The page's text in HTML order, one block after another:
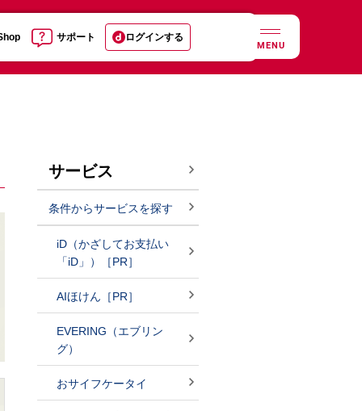
サポート ログインする
MENU
サービス
条件からサービスを探す
iD（かざしてお支払い
「iD」）［PR］
AIほけん［PR］
EVERING（エブリン
グ）
おサイフケータイ